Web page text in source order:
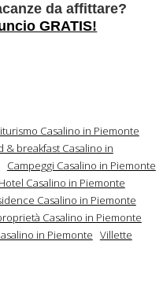
da affittare?
GRATIS!
Casalino in Piemonte
& breakfast Casalino in
Campeggi Casalino in Piemonte
Hotel Casalino in Piemonte
Casalino in Piemonte
Casalino in Piemonte
in Piemonte Villette